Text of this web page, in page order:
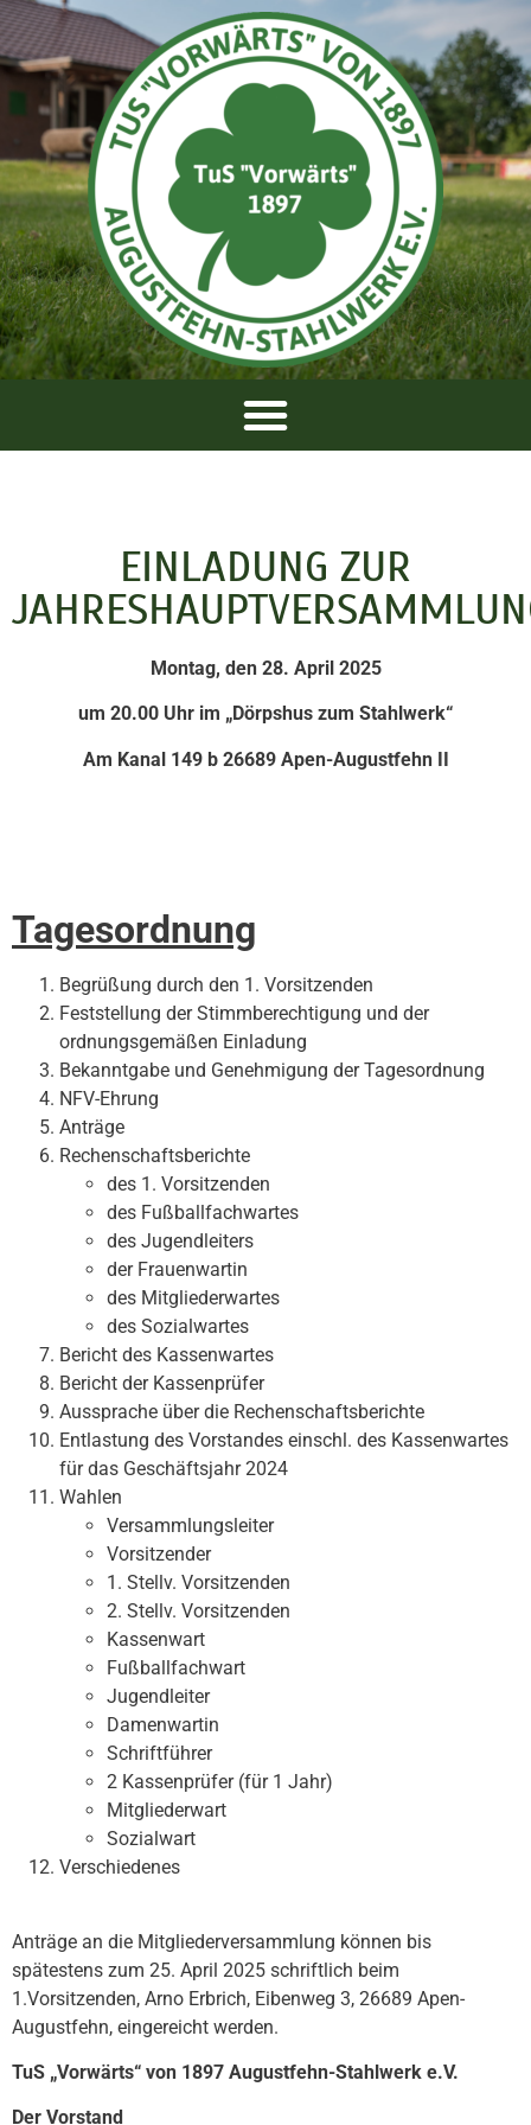
EINLADUNG ZUR
Montag, den 28. April 2025
um 20.00 Uhr im „Dörpshus zum Stahlwerk“
Am Kanal 149 b 26689 Apen-Augustfehn II
Tagesordnung
Begrüßung durch den 1. Vorsitzenden
Feststellung der Stimmberechtigung und der
ordnungsgemäßen Einladung
Bekanntgabe und Genehmigung der Tagesordnung
NFV-Ehrung
Anträge
Rechenschaftsberichte
des 1. Vorsitzenden
des Fußballfachwartes
des Jugendleiters
der Frauenwartin
des Mitgliederwartes
des Sozialwartes
Bericht des Kassenwartes
Bericht der Kassenprüfer
Aussprache über die Rechenschaftsberichte
Entlastung des Vorstandes einschl. des Kassenwartes
für das Geschäftsjahr 2024
Wahlen
Versammlungsleiter
Vorsitzender
1. Stellv. Vorsitzenden
2. Stellv. Vorsitzenden
Kassenwart
Fußballfachwart
Jugendleiter
Damenwartin
Schriftführer
2 Kassenprüfer (für 1 Jahr)
Mitgliederwart
Sozialwart
Verschiedenes
Anträge an die Mitgliederversammlung können bis
spätestens zum 25. April 2025 schriftlich beim
1.Vorsitzenden, Arno Erbrich, Eibenweg 3, 26689 Apen-
Augustfehn, eingereicht werden.
TuS „Vorwärts“ von 1897 Augustfehn-Stahlwerk e.V.
Der Vorstand